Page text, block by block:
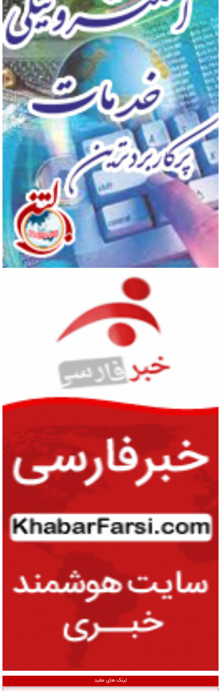
لینک های مفید